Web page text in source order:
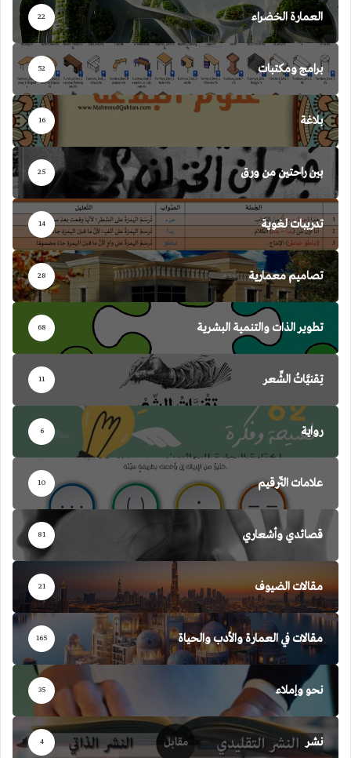
العمارة الخضراء 22
برامج ومكتبات 52
بلاغة 16
بين راحتين من ورق 25
تدريبات لغوية 14
تصاميم معمارية 28
تطوير الذات والتنمية البشرية 68
تِقنيَّاتُ الشِّعر 11
رواية 6
علامات التّرقيم 10
قصائدي وأشعاري 81
مقالات الضيوف 21
مقالات في العمارة والأدب والحياة 165
نحو وإملاء 35
نشر 4